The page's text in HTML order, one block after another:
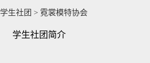
学生社团 > 霓裳模特协会
学生社团简介